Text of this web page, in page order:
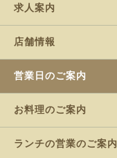
求人案内
店舗情報
営業日のご案内
お料理のご案内
ランチの営業のご案内